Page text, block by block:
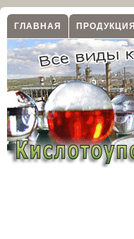
ГЛАВНАЯ ПРОДУКЦИЯ